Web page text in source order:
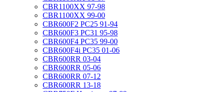
CBR1100XX 97-98
CBR1100XX 99-00
CBR600F2 PC25 91-94
CBR600F3 PC31 95-98
CBR600F4 PC35 99-00
CBR600F4i PC35 01-06
CBR600RR 03-04
CBR600RR 05-06
CBR600RR 07-12
CBR600RR 13-18